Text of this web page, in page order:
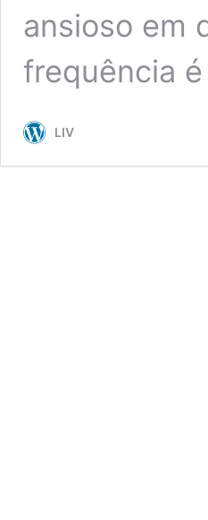
ansioso em
frequência
LIV